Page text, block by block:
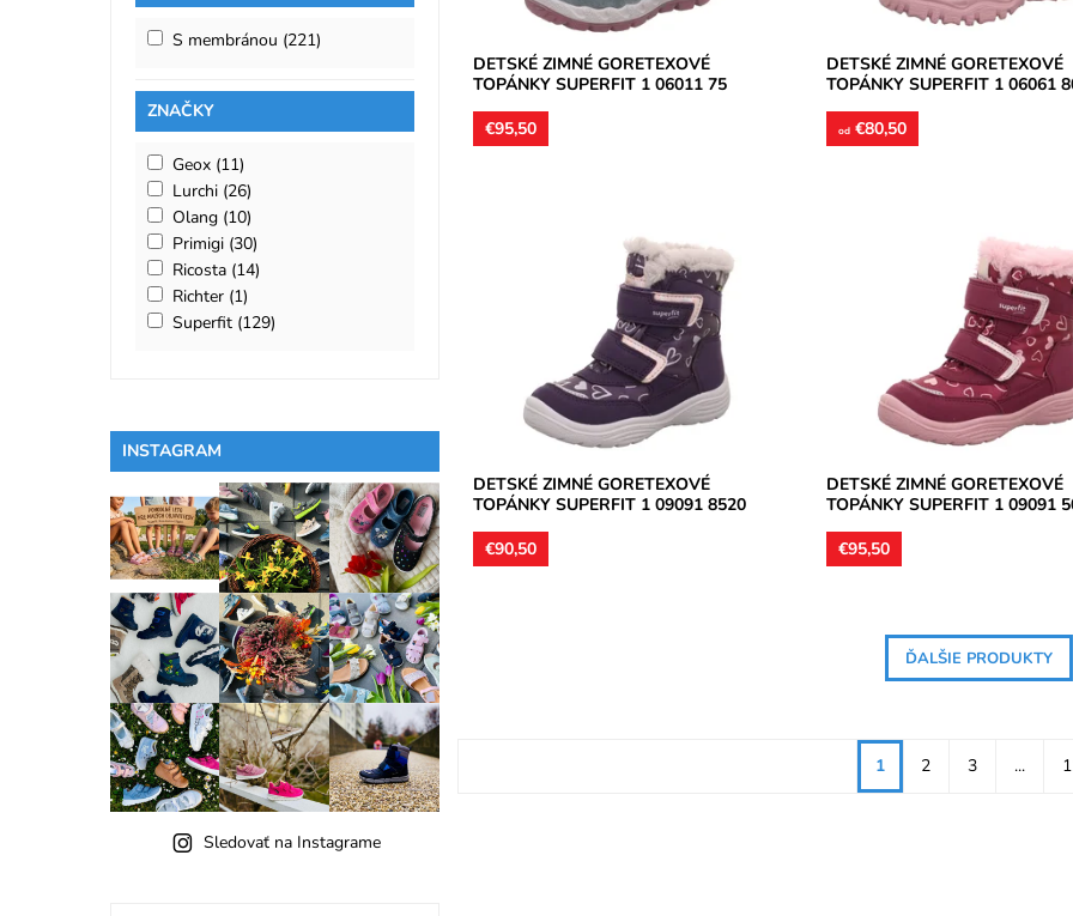
DETSKÉ ZIMNÉ GORETEXOVÉ
TOPÁNKY SUPERFIT 1 06011 75
€95,50
DETSKÉ ZIMNÉ GORETEXOVÉ
TOPÁNKY SUPERFIT 1 06061
od €80,50
Nepremokavá membrána GoreTex,
zapínanie na dva suché zipsy. Zvršok
syntetika, vnútorné podšívky aj vložky
Skladom
Superfit
Záruka:
2 roky
DETSKÉ ZIMNÉ GORETEXOVÉ
TOPÁNKY SUPERFIT 1 09091 8520
€90,50
Nepremokavá membrána
zapínanie na dva suché zipsy.
syntetika, vnútorné podšívky aj
Skladom
Superfit
Záruka:
2 roky
DETSKÉ ZIMNÉ GORETEXOVÉ
TOPÁNKY SUPERFIT 1 09091
€95,50
ĎALŠIE PRODUKTY
1 2 3 ...
S membránou (221)
ZNAČKY
Geox (11)
Lurchi (26)
Olang (10)
Primigi (30)
Ricosta (14)
Richter (1)
Superfit (129)
INSTAGRAM
Sledovať na Instagrame